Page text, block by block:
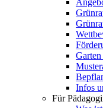
Infos
Für